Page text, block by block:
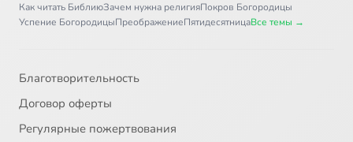
Как читать БиблиюЗачем нужна религияПокров Богородицы
Успение БогородицыПреображениеПятидесятницаВсе темы →
Благотворительность
Договор оферты
Регулярные пожертвования